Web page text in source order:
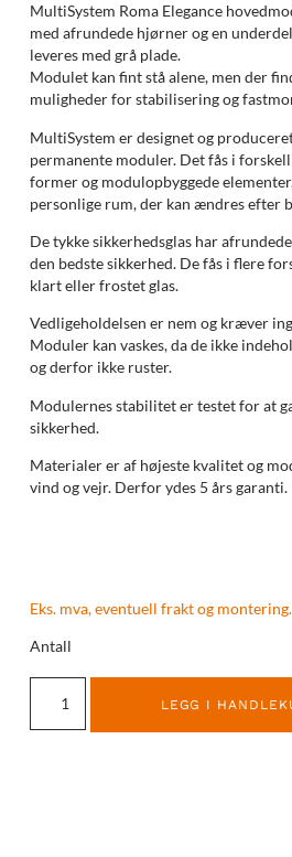
MultiSystem Roma Elegance
med afrundede hjørner og en
leveres med grå plade.
Modulet kan fint stå alene, men der
muligheder for stabilisering og
MultiSystem er designet og
permanente moduler. Det fås i
former og modulopbyggede
personlige rum, der kan ændres efter
De tykke sikkerhedsglas har
den bedste sikkerhed. De fås i flere
klart eller frostet glas.
Vedligeholdelsen er nem og kræver
Moduler kan vaskes, da de ikke
og derfor ikke ruster.
Modulernes stabilitet er testet for at
sikkerhed.
Materialer er af højeste kvalitet og
vind og vejr. Derfor ydes 5 års garanti.
Eks. mva, eventuell frakt og montering.
Antall
LEGG I